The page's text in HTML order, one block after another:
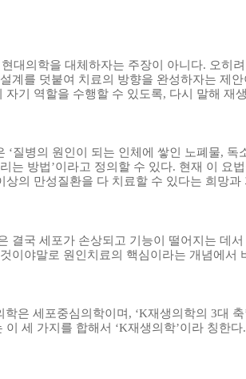
대의학을 대체하자는 주장이 아니다. 오히
계를 덧붙여 치료의 방향을 완성하자는 제안
자기 역할을 수행할 수 있도록, 다시 말해 재
‘질병의 원인이 되는 인체에 쌓인 노폐물, 독
는 방법’이라고 정의할 수 있다. 현재 이 요
상의 만성질환을 다 치료할 수 있다는 희망
결국 세포가 손상되고 기능이 떨어지는 데서
이야말로 원인치료의 핵심이라는 개념에서
학은 세포중심의학이며 , ‘K재생의학의 3대 축
이 세 가지를 합해서 ‘K재생의학’이라 칭한다.